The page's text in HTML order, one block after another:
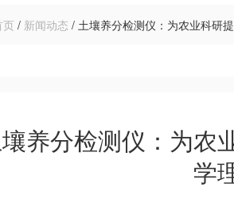
页 / 新闻动态 / 土壤养分检测仪：为农业科研
养分检测仪：为农
学